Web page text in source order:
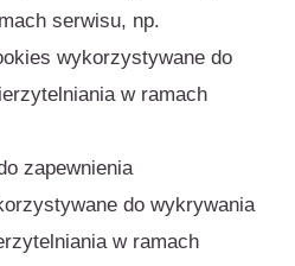
serwisu, np.
wykorzystywane do
w ramach
zapewnienia
do wykrywania
w ramach